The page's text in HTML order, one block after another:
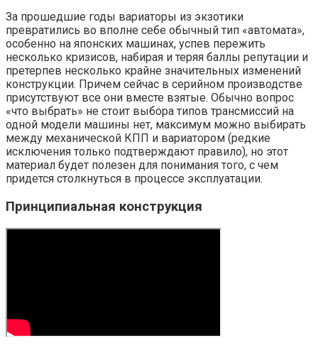
За прошедшие годы вариаторы из экзотики
превратились во вполне себе обычный тип «автомата»,
особенно на японских машинах, успев пережить
несколько кризисов, набирая и теряя баллы репутации и
претерпев несколько крайне значительных изменений
конструкции. Причем сейчас в серийном производстве
присутствуют все они вместе взятые. Обычно вопрос
«что выбрать» не стоит выбора типов трансмиссий на
одной модели машины нет, максимум можно выбирать
между механической КПП и вариатором (редкие
исключения только подтверждают правило), но этот
материал будет полезен для понимания того, с чем
придется столкнуться в процессе эксплуатации.
Принципиальная конструкция